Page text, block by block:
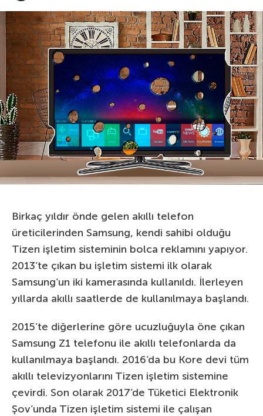
Birkaç yıldır önde gelen akıllı telefon
üreticilerinden Samsung, kendi sahibi olduğu
Tizen işletim sisteminin bolca reklamını yapıyor.
2013’te çıkan bu işletim sistemi ilk olarak
Samsung’un iki kamerasında kullanıldı. İlerleyen
yıllarda akıllı saatlerde de kullanılmaya başlandı.
2015’te diğerlerine göre ucuzluğuyla öne çıkan
Samsung Z1 telefonu ile akıllı telefonlarda da
kullanılmaya başlandı. 2016’da bu Kore devi tüm
akıllı televizyonlarını Tizen işletim sistemine
çevirdi. Son olarak 2017’de Tüketici Elektronik
Şov’unda Tizen işletim sistemi ile çalışan